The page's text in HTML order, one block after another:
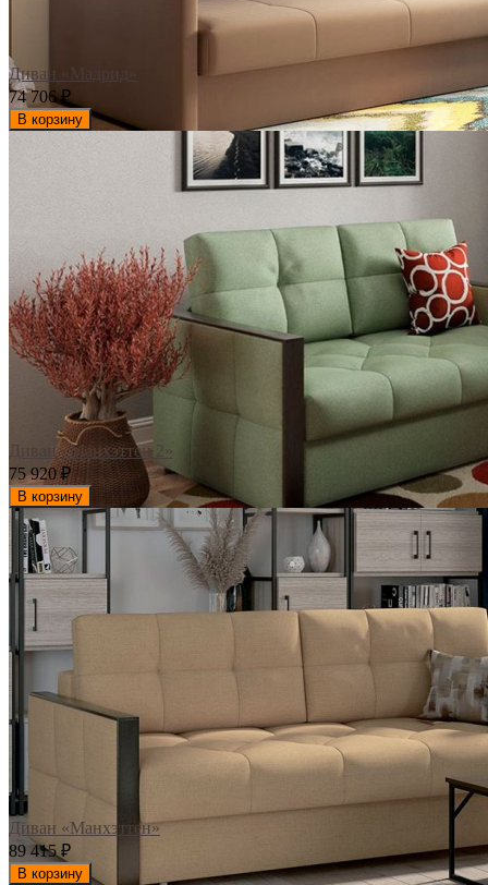
Диван «Мадрид»
74 706₽
В корзину
Диван «Манхэттен 2»
75 920₽
В корзину
Диван «Манхэттен»
89 415₽
В корзину